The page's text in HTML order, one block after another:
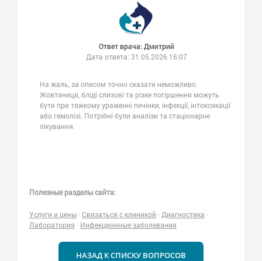
Ответ врача: Дмитрий
Дата ответа: 31.05.2026 16:07
На жаль, за описом точно сказати неможливо.
Жовтяниця, бліді слизові та різке погіршення можуть
бути при тяжкому ураженні печінки, інфекції, інтоксикації
або гемолізі. Потрібні були аналізи та стаціонарне
лікування.
Полезные разделы сайта:
Услуги и цены · Связаться с клиникой · Диагностика ·
Лаборатория · Инфекционные заболевания
НАЗАД К СПИСКУ ВОПРОСОВ